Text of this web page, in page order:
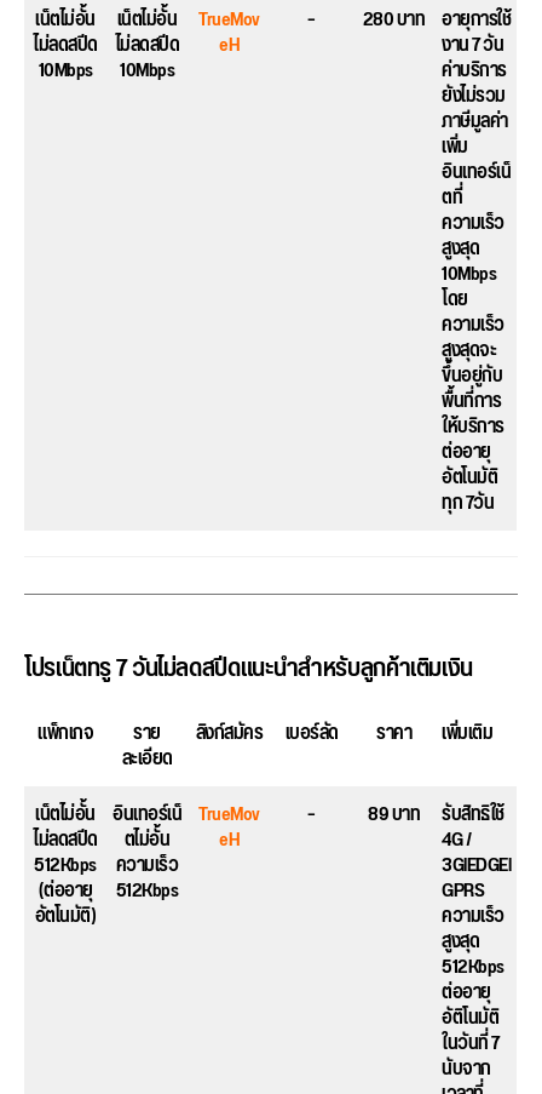
เน็ตไม่อั้น
ไม่ลดสปีด
10Mbps
เน็ตไม่อั้น
ไม่ลดสปีด
10Mbps
TrueMov
eH
– 280 บาท อายุการใช้
งาน 7 วัน
ค่าบริการ
ยังไม่รวม
ภาษีมูลค่า
เพิ่ม
อินเทอร์เน็
ตที่
ความเร็ว
สูงสุด
10Mbps
โดย
ความเร็ว
สูงสุดจะ
ขึ้นอยู่กับ
พื้นที่การ
ให้บริการ
ต่ออายุ
อัตโนมัติ
ทุก 7วัน
โปรเน็ตทรู 7 วันไม่ลดสปีดแนะนำสำหรับลูกค้าเติมเงิน
แพ็กเกจ ราย
ละเอียด
ลิงก์สมัคร เบอร์ลัด ราคา เพิ่มเติม
เน็ตไม่อั้น
ไม่ลดสปีด
512Kbps
(ต่ออายุ
อัตโนมัติ)
อินเทอร์เน็
ตไม่อั้น
ความเร็ว
512Kbps
TrueMov
eH
– 89 บาท รับสิทธิใช้
4G /
3GlEDGEl
GPRS
ความเร็ว
สูงสุด
512Kbps
ต่ออายุ
อัติโนมัติ
ในวันที่ 7
นับจาก